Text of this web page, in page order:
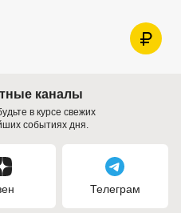
каналы
в курсе свежих
событиях дня.
Телеграм